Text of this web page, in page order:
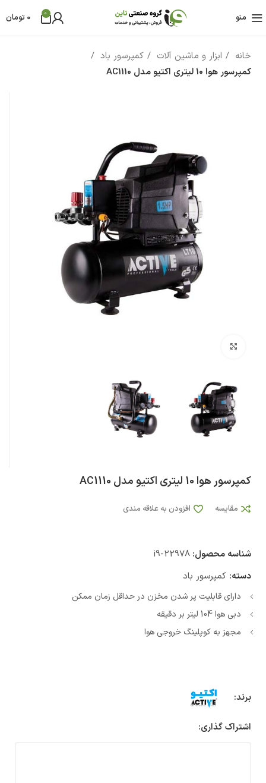
منو 0
0 تومان
خانه ابزار و ماشین آلات
کمپرسور باد
کمپرسور هوا 10 لیتری اکتیو مدل AC1110
کمپرسور هوا 10 لیتری اکتیو مدل AC1110
مقایسه افزودن به علاقه مندی
شناسه محصول: i9-22978
دسته: کمپرسور باد
دارای قابلیت پر شدن مخزن در حداقل زمان ممکن
دبی هوا 104 لیتر بر دقیقه
مجهز به کوپلینگ خروجی هوا
برند:
اشتراک گذاری: